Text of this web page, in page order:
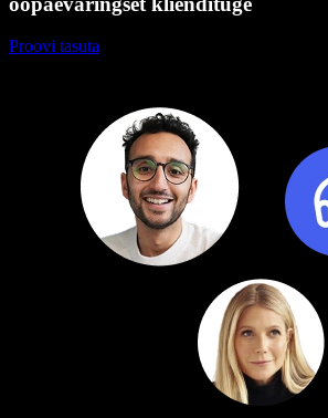
Proovi tasuta